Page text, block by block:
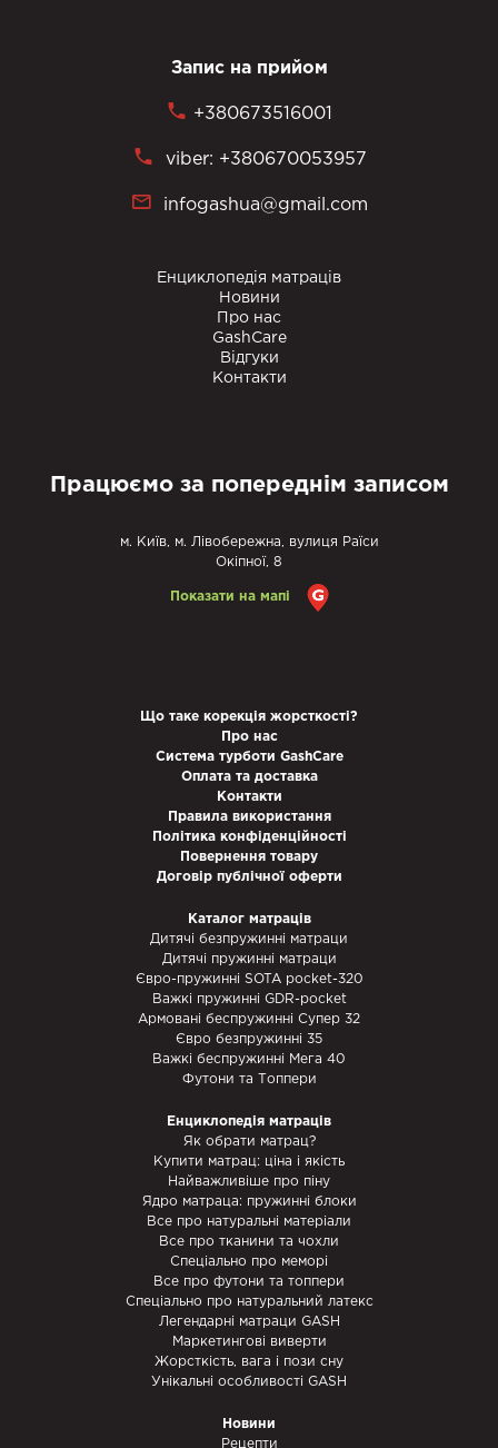
Запис на прийом
+380673516001
viber: +380670053957
infogashua@gmail.com
Енциклопедія матраців
Новини
Про нас
GashCare
Відгуки
Контакти
Працюємо за попереднім записом
м. Київ, м. Лівобережна, вулиця Раїси
Окіпної, 8
Показати на мапі
Що таке корекція жорсткості?
Про нас
Система турботи GashCare
Оплата та доставка
Контакти
Правила використання
Політика конфіденційності
Повернення товару
Договір публічної оферти
Каталог матраців
Дитячі безпружинні матраци
Дитячі пружинні матраци
Євро-пружинні SOTA pocket-320
Важкі пружинні GDR-pocket
Армовані беспружинні Супер 32
Євро безпружинні 35
Важкі беспружинні Мега 40
Футони та Топпери
Енциклопедія матраців
Як обрати матрац?
Купити матрац: ціна і якість
Найважливіше про піну
Ядро матраца: пружинні блоки
Все про натуральні матеріали
Все про тканини та чохли
Спеціально про меморі
Все про футони та топпери
Спеціально про натуральний латекс
Легендарні матраци GASH
Маркетингові виверти
Жорсткість, вага і пози сну
Унікальні особливості GASH
Новини
Рецепти